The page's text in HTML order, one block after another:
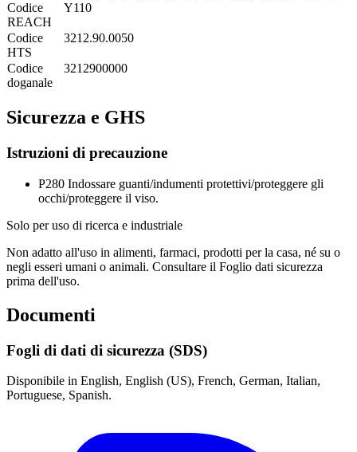
Codice
REACH
Y110
Codice
HTS
3212.90.0050
Codice
doganale
3212900000
Sicurezza e GHS
Istruzioni di precauzione
P280 Indossare guanti/indumenti protettivi/proteggere gli
occhi/proteggere il viso.
Solo per uso di ricerca e industriale
Non adatto all'uso in alimenti, farmaci, prodotti per la casa, né su o
negli esseri umani o animali. Consultare il Foglio dati sicurezza
prima dell'uso.
Documenti
Fogli di dati di sicurezza (SDS)
Disponibile in English, English (US), French, German, Italian,
Portuguese, Spanish.